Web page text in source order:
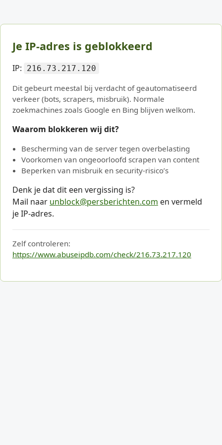
Je IP-adres is geblokkeerd
IP: 216.73.217.120
Dit gebeurt meestal bij verdacht of geautomatiseerd
verkeer (bots, scrapers, misbruik). Normale
zoekmachines zoals Google en Bing blijven welkom.
Waarom blokkeren wij dit?
Bescherming van de server tegen overbelasting
Voorkomen van ongeoorloofd scrapen van content
Beperken van misbruik en security-risico’s
Denk je dat dit een vergissing is?
Mail naar unblock@persberichten.com en vermeld
je IP-adres.
Zelf controleren:
https://www.abuseipdb.com/check/216.73.217.120